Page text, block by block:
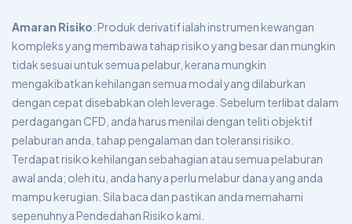
Amaran Risiko: Produk derivatif ialah instrumen kewangan
kompleks yang membawa tahap risiko yang besar dan mungkin
tidak sesuai untuk semua pelabur, kerana mungkin
mengakibatkan kehilangan semua modal yang dilaburkan
dengan cepat disebabkan oleh leverage. Sebelum terlibat dalam
perdagangan CFD, anda harus menilai dengan teliti objektif
pelaburan anda, tahap pengalaman dan toleransi risiko.
Terdapat risiko kehilangan sebahagian atau semua pelaburan
awal anda; oleh itu, anda hanya perlu melabur dana yang anda
mampu kerugian. Sila baca dan pastikan anda memahami
sepenuhnya Pendedahan Risiko kami.